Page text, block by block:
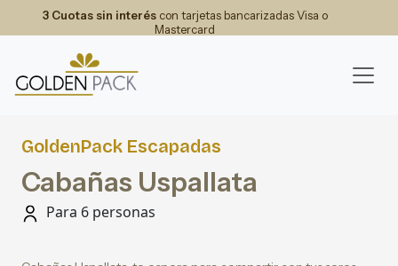
3 Cuotas sin interéscon tarjetas bancarizadas Visa o
Mastercard
GoldenPack Escapadas
Cabañas Uspallata
Para 6 personas